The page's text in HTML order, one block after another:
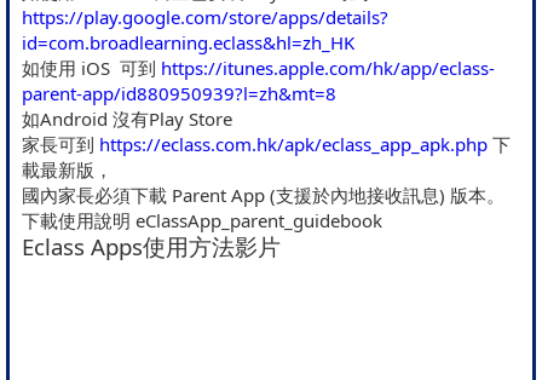
https://play.google.com/store/apps/details?
id=com.broadlearning.eclass&hl=zh_HK
如使用 iOS 可到 https://itunes.apple.com/hk/app/eclass-
parent-app/id880950939?l=zh&mt=8
如Android 沒有Play Store
家長可到 https://eclass.com.hk/apk/eclass_app_apk.php 下
載最新版，
國內家長必須下載 Parent App (支援於內地接收訊息) 版本。
下載使用說明 eClassApp_parent_guidebook
Eclass Apps使用方法影片